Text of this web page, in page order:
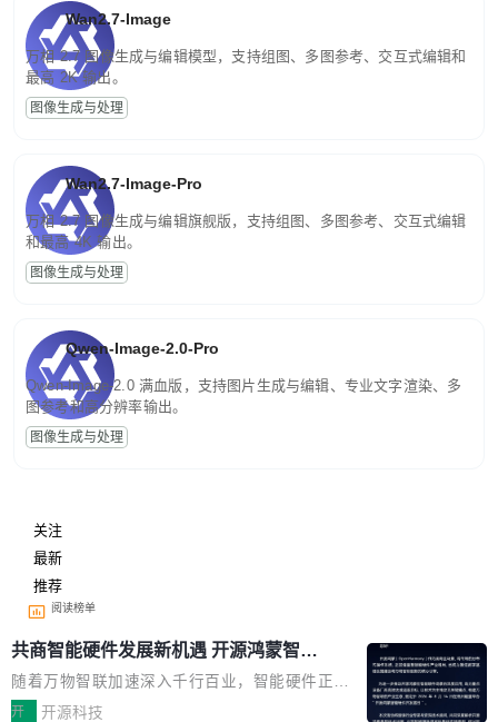
Wan2.7-Image
万相 2.7 图像生成与编辑模型，支持组图、多图参考、交互式编辑和
最高 2K 输出。
图像生成与处理
Wan2.7-Image-Pro
万相 2.7 图像生成与编辑旗舰版，支持组图、多图参考、交互式编辑
和最高 4K 输出。
图像生成与处理
Qwen-Image-2.0-Pro
Qwen-Image-2.0 满血版，支持图片生成与编辑、专业文字渲染、多
图参考和高分辨率输出。
图像生成与处理
关注
最新
推荐
阅读榜单
共商智能硬件发展新机遇 开源鸿蒙智能
硬件开发者日杭州站即将举行
随着万物智联加速深入千行百业，智能硬件正从
单点设备迈向智能化、网联化、协同化发展。作
开 开源科技